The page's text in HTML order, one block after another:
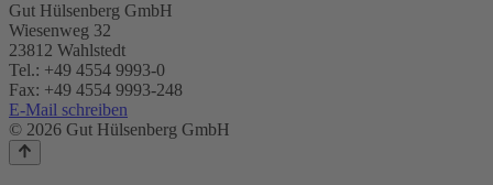
Gut Hülsenberg GmbH
Wiesenweg 32
23812 Wahlstedt
Tel.: +49 4554 9993-0
Fax: +49 4554 9993-248
E-Mail schreiben
© 2026 Gut Hülsenberg GmbH